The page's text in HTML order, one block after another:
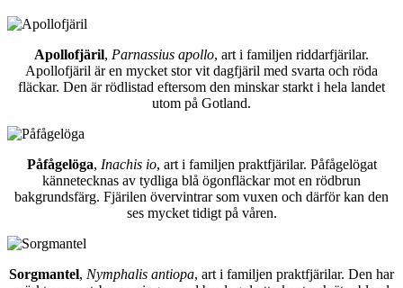
Apollofjäril, Parnassius apollo, art i familjen riddarfjärilar.
Apollofjäril är en mycket stor vit dagfjäril med svarta och röda
fläckar. Den är rödlistad eftersom den minskar starkt i hela landet
utom på Gotland.
Påfågelöga, Inachis io, art i familjen praktfjärilar. Påfågelögat
kännetecknas av tydliga blå ögonfläckar mot en rödbrun
bakgrundsfärg. Fjärilen övervintrar som vuxen och därför kan den
ses mycket tidigt på våren.
Sorgmantel, Nymphalis antiopa, art i familjen praktfjärilar. Den har